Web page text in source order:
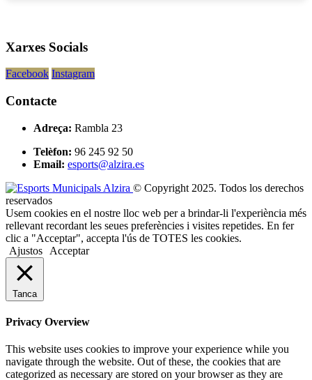
Xarxes Socials
Facebook Instagram
Contacte
Adreça: Rambla 23
Telèfon: 96 245 92 50
Email: esports@alzira.es
© Copyright 2025. Todos los derechos
reservados
Usem cookies en el nostre lloc web per a brindar-li l'experiència més
rellevant recordant les seues preferències i visites repetides. En fer
clic a "Acceptar", accepta l'ús de TOTES les cookies.
Ajustos
Acceptar
Tanca
Privacy Overview
This website uses cookies to improve your experience while you
navigate through the website. Out of these, the cookies that are
categorized as necessary are stored on your browser as they are